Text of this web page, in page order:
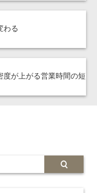
わる
度が上がる営業時間の短